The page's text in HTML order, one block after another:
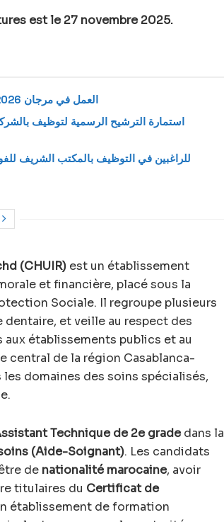
est le 27 novembre 2025.
العمل في مرجان 2026 الإيميل الرسمي لإرسال طلب وظيفة بمتاجر مرجان
للراغبين في التوظيف بالمكتب الشريف
(CHUIR) est un établissement
et financière, placé sous la
Sociale. Il regroupe plusieurs
et veille au respect des
établissements publics et au
central de la région Casablanca-
domaines des soins spécialisés,
Technique de 2e gradedans la
(Aide-Soignant). Les candidats
de nationalité marocaine, avoir
titulaires du Certificat de
établissement de formation